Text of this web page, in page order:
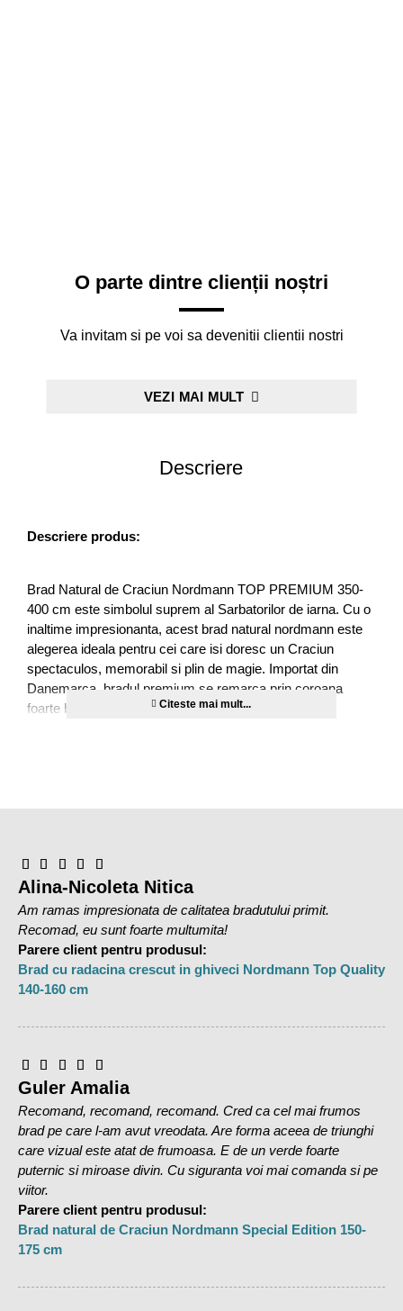
Descriere
Descriere produs:
Brad Natural de Craciun Nordmann TOP PREMIUM 350-
400 cm este simbolul suprem al Sarbatorilor de iarna. Cu o
inaltime impresionanta, acest brad natural nordmann este
alegerea ideala pentru cei care isi doresc un Craciun
spectaculos, memorabil si plin de magie. Importat din
Danemarca, bradul premium se remarca prin coroana
foarte bogata, ramurile dese si verzi, rezistenta
ti sa creezi un brad de Craciun spectaculos si unic.
Bradul Nordmann TOP PREMIUM 350-400 cm nu este
doar un simplu brad natural – este expresia grandiozitatii, a
rafinamentului si a bucuriei de a fi impreuna. Este bradul
care strange familia in jurul lui, creeaza emotie si
transforma fiecare moment intr-o amintire pretioasa.
Nordmann TOP PREMIUM 350-400 cm este alegerea
pline de lumina, caldura si magie.
Bradul ales de dumneavoastra, Abies Nordmanniana,
provine din pepiniere din Danemarca, tara recunoscuta ca
exportatoare de brazi de inalta calitate la nivel mondial.
Coroana are forma piramidala, densa, crengile sunt dispuse
simetric, pornind inca de la baza. Acele sunt dispuse de jur-
imprejurul crengii, au varful rotunjit, sunt de culoare verde
inchis, aspect lucios. Are un aspect bogat si cat mai natural
intrucat s-a evitat excesul de orice fel, nu s-a dorit o
crestere rapida iar pentru a proteja mediul inconjurator
O parte dintre clienții noștri
Va invitam si pe voi sa devenitii clientii nostri
VEZI MAI MULT
Alina-Nicoleta Nitica
Am ramas impresionata de calitatea bradutului primit.
Recomad, eu sunt foarte multumita!
Parere client pentru produsul:
Brad cu radacina crescut in ghiveci Nordmann Top Quality
140-160 cm
Guler Amalia
Recomand, recomand, recomand. Cred ca cel mai frumos
brad pe care l-am avut vreodata. Are forma aceea de triunghi
care vizual este atat de frumoasa. E de un verde foarte
puternic si miroase divin. Cu siguranta voi mai comanda si pe
viitor.
Parere client pentru produsul:
Brad natural de Craciun Nordmann Special Edition 150-
175 cm